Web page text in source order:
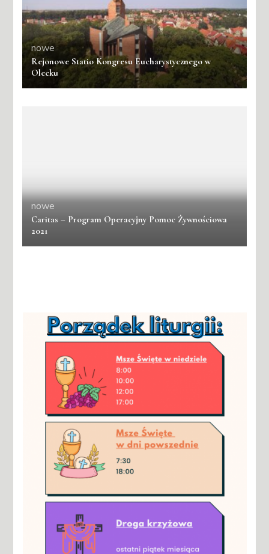
nowe
Rejonowe Statio Kongresu Eucharystycznego w
Olecku
nowe
Caritas – Program Operacyjny Pomoc Żywnościowa
2021